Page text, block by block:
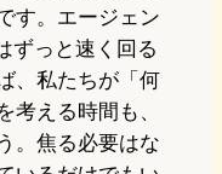
す。エージェン
ずっと速く回る
、私たちが「何
考える時間も、
。焦る必要はな